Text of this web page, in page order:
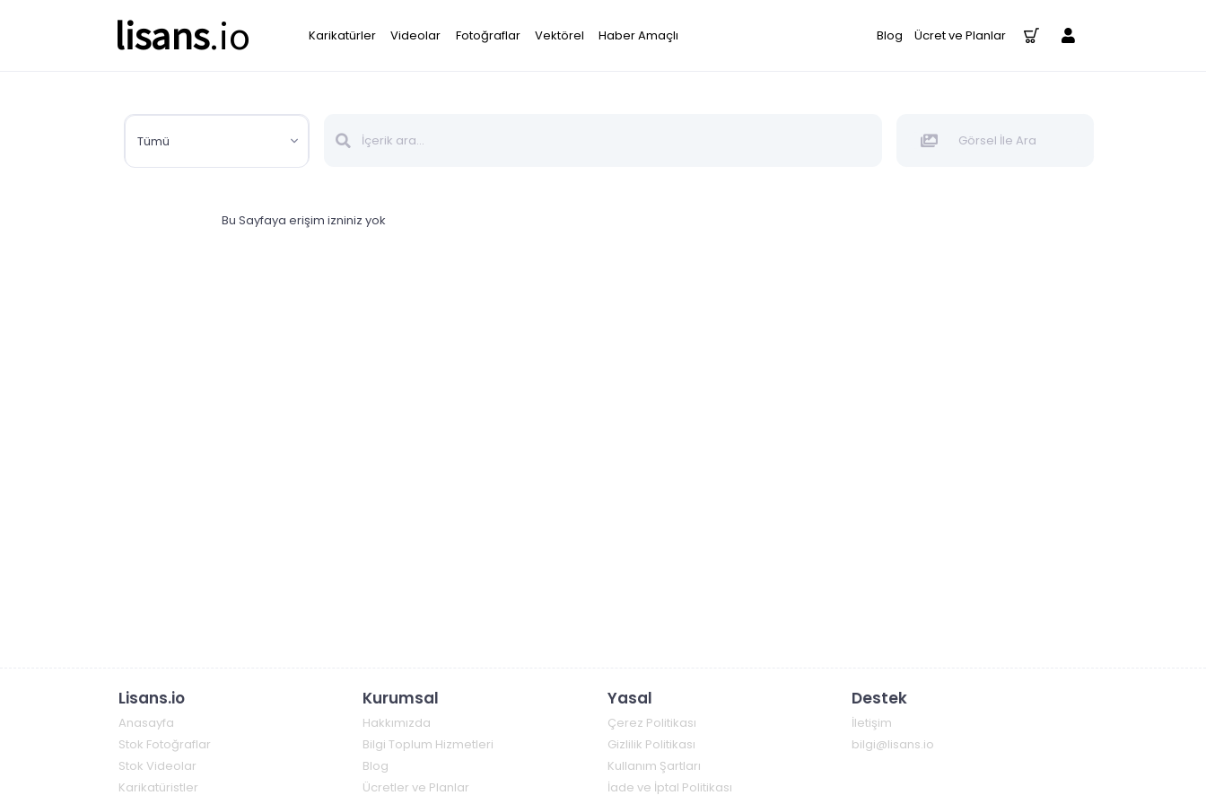
lisans.io Karikatürler Videolar Fotoğraflar Vektörel Haber Amaçlı Blog Ücret ve Planlar
Tümü Görsel İle Ara
Bu Sayfaya erişim izniniz yok
Lisans.io
Anasayfa
Stok Fotoğraflar
Stok Videolar
Karikatüristler
Kurumsal
Hakkımızda
Bilgi Toplum Hizmetleri
Blog
Ücretler ve Planlar
Yasal
Çerez Politikası
Gizlilik Politikası
Kullanım Şartları
İade ve İptal Politikası
Destek
İletişim
bilgi@lisans.io